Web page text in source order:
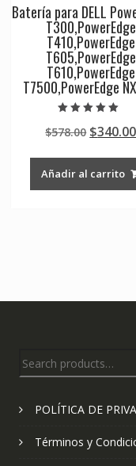
Batería para DELL
T300,PowerEdge
T410,PowerEdge
T605,PowerEdge
T610,PowerEdge
T7500,PowerEdge
5.00
de 5
$578.00 Original
was:
$340.00
Añadir al carrito
Search
POLÍTICA DE
Términos y